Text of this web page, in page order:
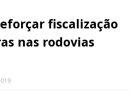
fiscalização
nas rodovias